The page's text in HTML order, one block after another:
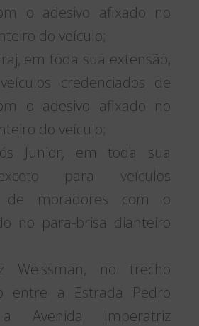
o adesivo afixado no
do veículo;
em toda sua extensão,
credenciados de
o adesivo afixado no
do veículo;
Junior, em toda sua
para veículos
de moradores com o
no para-brisa dianteiro
Weissman, no trecho
entre a Estrada Pedro
Avenida Imperatriz